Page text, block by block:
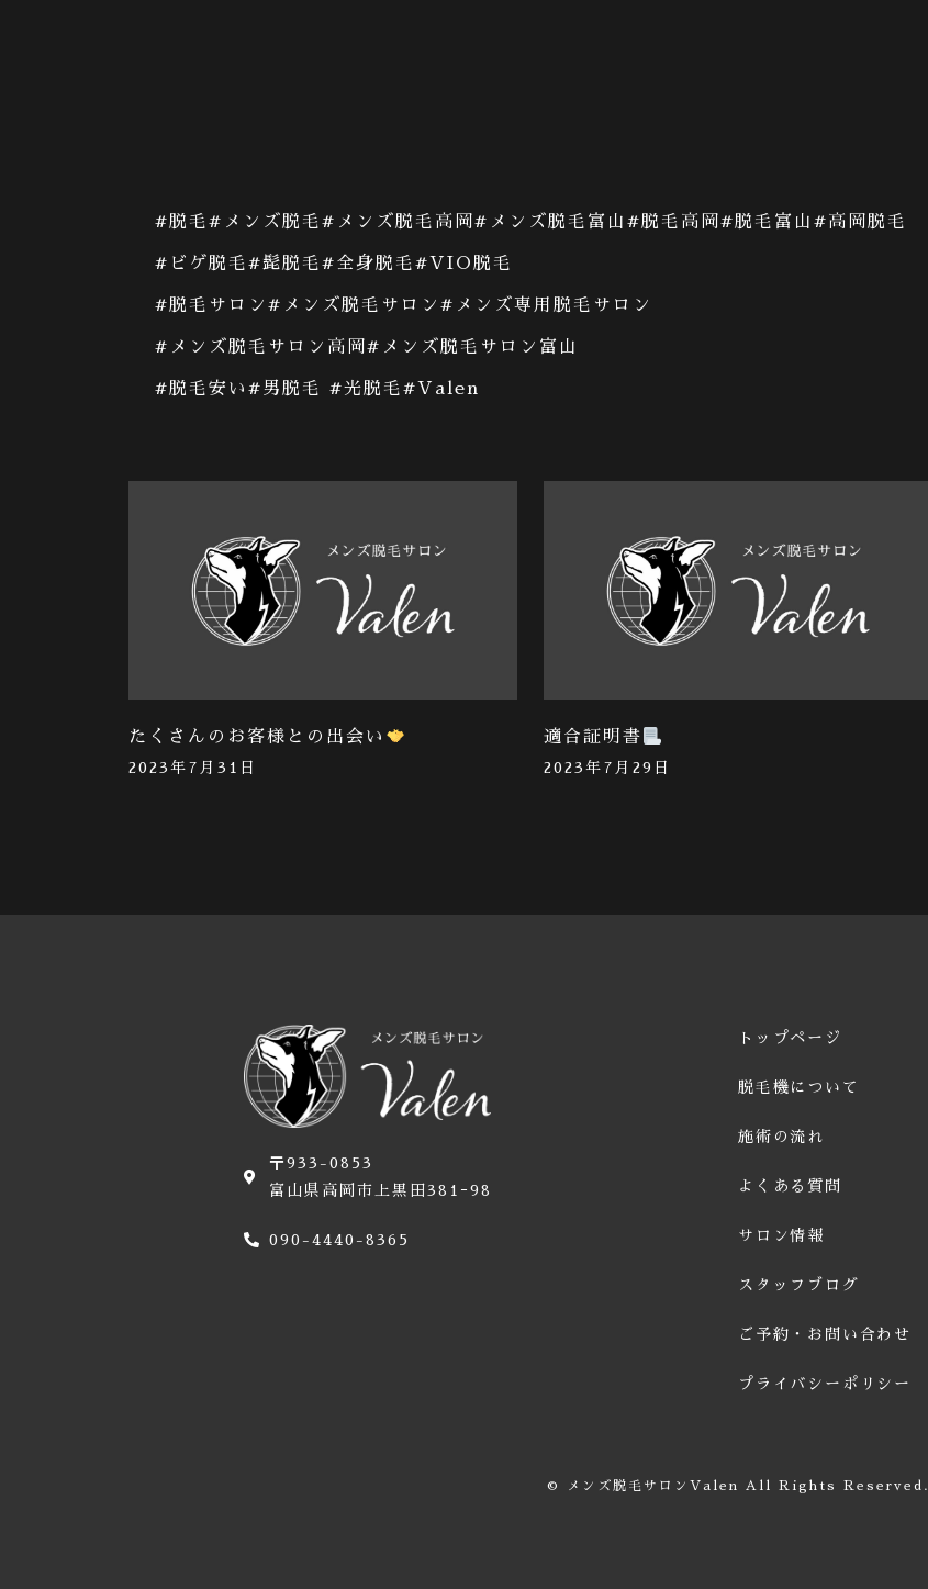
#脱毛 # メンズ脱毛 # メンズ脱毛高岡 # メンズ脱毛富山 #脱毛高岡 #脱毛富山 #高岡脱毛
#ビゲ脱毛#髭脱毛 #全身脱毛 #VIO脱毛
#脱毛サロン #メンズ脱毛サロン# メンズ専用脱毛サロン
# メンズ脱毛サロン高岡 #メンズ脱毛サロン富山
#脱毛安い #男脱毛 #光脱毛#Valen
たくさんのお客様との出会い
2023年7月31日
適合証明書
2023年7月29日
〒933-0853
富山県高岡市上黒田381ｰ98
090-4440-8365
トップページ
脱毛機について
施術の流れ
よくある質問
サロン情報
スタッフブログ
ご予約・お問い合わせ
プライバシーポリシー
© メンズ脱毛サロンValen All Rights Reserved.